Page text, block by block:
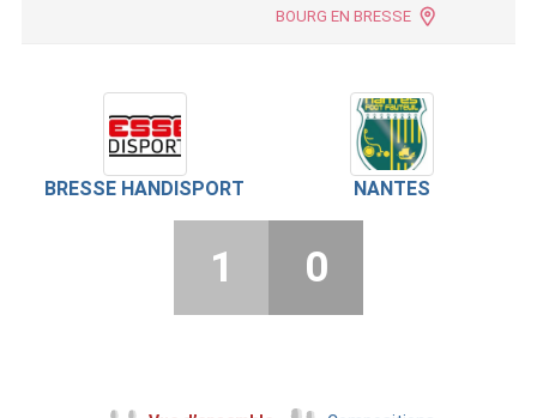
BOURG EN BRESSE
BRESSE HANDISPORT NANTES
1 0